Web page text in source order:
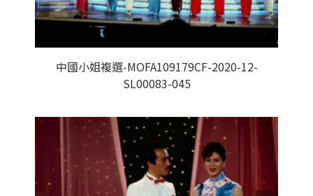
中國小姐複選-MOFA109179CF-2020-12-
SL00083-045